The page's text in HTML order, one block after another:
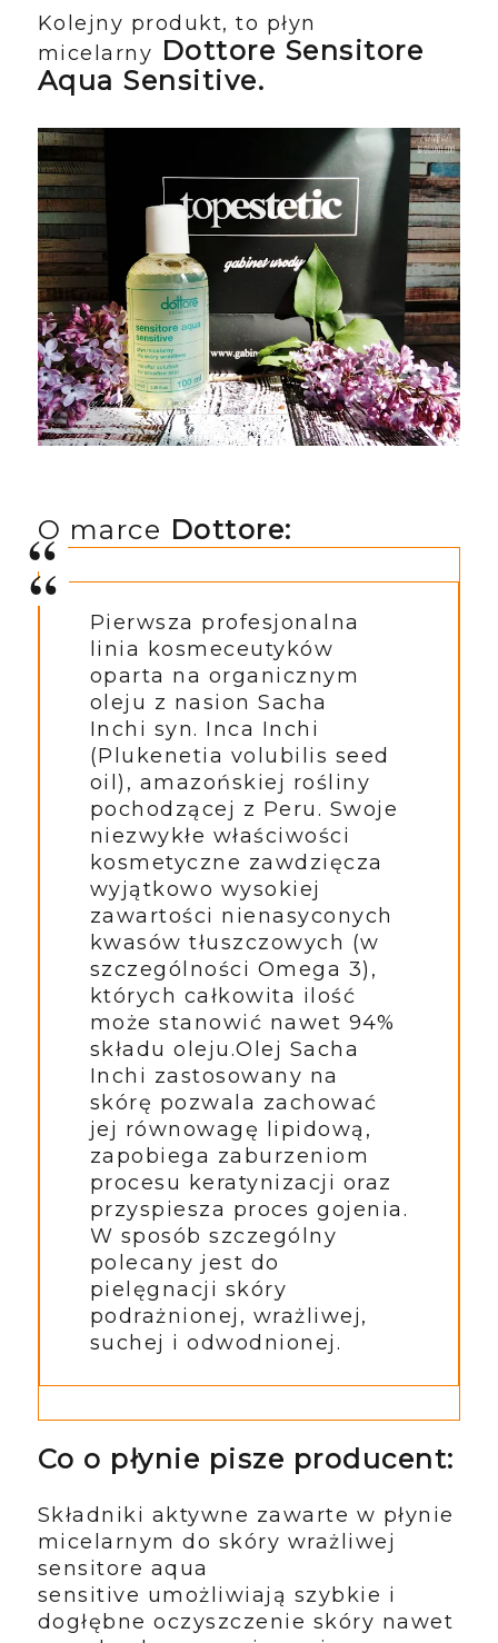
Kolejny produkt, to płyn
micelarny Dottore Sensitore
Aqua Sensitive.
O marce Dottore:
Pierwsza profesjonalna
linia kosmeceutyków
oparta na organicznym
oleju z nasion Sacha
Inchi syn. Inca Inchi
(Plukenetia volubilis seed
oil), amazońskiej rośliny
pochodzącej z Peru. Swoje
niezwykłe właściwości
kosmetyczne zawdzięcza
wyjątkowo wysokiej
zawartości nienasyconych
kwasów tłuszczowych (w
szczególności Omega 3),
których całkowita ilość
może stanowić nawet 94%
składu oleju.Olej Sacha
Inchi zastosowany na
skórę pozwala zachować
jej równowagę lipidową,
zapobiega zaburzeniom
procesu keratynizacji oraz
przyspiesza proces gojenia.
W sposób szczególny
polecany jest do
pielęgnacji skóry
podrażnionej, wrażliwej,
suchej i odwodnionej.
Co o płynie pisze producent:
Składniki aktywne zawarte w płynie
micelarnym do skóry wrażliwej
sensitore aqua
sensitive umożliwiają szybkie i
dogłębne oczyszczenie skóry nawet